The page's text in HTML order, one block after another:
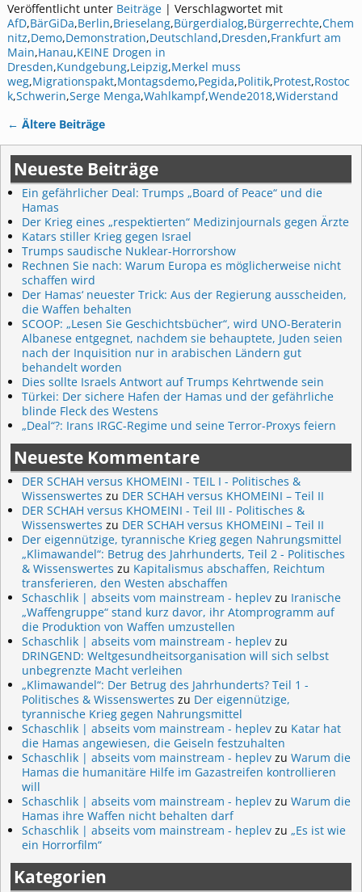
Veröffentlicht unter Beiträge| Verschlagwortet mit
AfD,BärGiDa,Berlin,Brieselang,Bürgerdialog,Bürgerrechte,Chem
nitz,Demo,Demonstration,Deutschland,Dresden,Frankfurt am
Main,Hanau,KEINE Drogen in
Dresden,Kundgebung,Leipzig,Merkel muss
weg,Migrationspakt,Montagsdemo,Pegida,Politik,Protest,Rostoc
k,Schwerin,Serge Menga,Wahlkampf,Wende2018,Widerstand
Artikelnavigation
← Ältere Beiträge
Neueste Beiträge
Ein gefährlicher Deal: Trumps „Board of Peace“ und die
Hamas
Der Krieg eines „respektierten“ Medizinjournals gegen Ärzte
Katars stiller Krieg gegen Israel
Trumps saudische Nuklear-Horrorshow
Rechnen Sie nach: Warum Europa es möglicherweise nicht
schaffen wird
Der Hamas‘ neuester Trick: Aus der Regierung ausscheiden,
die Waffen behalten
SCOOP: „Lesen Sie Geschichtsbücher“, wird UNO-Beraterin
Albanese entgegnet, nachdem sie behauptete, Juden seien
nach der Inquisition nur in arabischen Ländern gut
behandelt worden
Dies sollte Israels Antwort auf Trumps Kehrtwende sein
Türkei: Der sichere Hafen der Hamas und der gefährliche
blinde Fleck des Westens
„Deal“?: Irans IRGC-Regime und seine Terror-Proxys feiern
Neueste Kommentare
DER SCHAH versus KHOMEINI - TEIL I - Politisches &
Wissenswertes zu DER SCHAH versus KHOMEINI – Teil II
DER SCHAH versus KHOMEINI - Teil III - Politisches &
Wissenswertes zu DER SCHAH versus KHOMEINI – Teil II
Der eigennützige, tyrannische Krieg gegen Nahrungsmittel
„Klimawandel“: Betrug des Jahrhunderts, Teil 2 - Politisches
& Wissenswertes zu Kapitalismus abschaffen, Reichtum
transferieren, den Westen abschaffen
Schaschlik | abseits vom mainstream - heplev zu Iranische
„Waffengruppe“ stand kurz davor, ihr Atomprogramm auf
die Produktion von Waffen umzustellen
Schaschlik | abseits vom mainstream - heplev zu
DRINGEND: Weltgesundheitsorganisation will sich selbst
unbegrenzte Macht verleihen
„Klimawandel“: Der Betrug des Jahrhunderts? Teil 1 -
Politisches & Wissenswertes zu Der eigennützige,
tyrannische Krieg gegen Nahrungsmittel
Schaschlik | abseits vom mainstream - heplev zu Katar hat
die Hamas angewiesen, die Geiseln festzuhalten
Schaschlik | abseits vom mainstream - heplev zu Warum die
Hamas die humanitäre Hilfe im Gazastreifen kontrollieren
will
Schaschlik | abseits vom mainstream - heplev zu Warum die
Hamas ihre Waffen nicht behalten darf
Schaschlik | abseits vom mainstream - heplev zu „Es ist wie
ein Horrorfilm“
Kategorien